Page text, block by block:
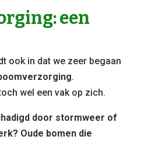
een
ook in dat we zeer begaan
.
wel een vak op zich.
door stormweer of
Oude bomen die